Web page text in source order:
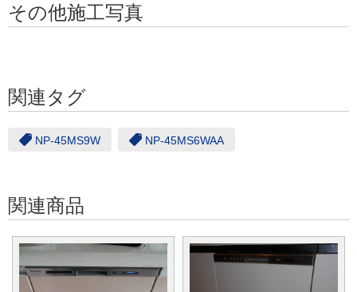
その他施工写真
関連タグ
NP-45MS9W NP-45MS6WAA
関連商品